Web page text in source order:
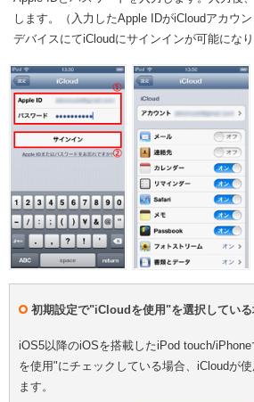
します。（入力したApple IDがiCloudアカウ
デバイスにてiCloudにサインインが可能になり
初期設定で"iCloudを使用"を選択している
iOS5以降のiOSを搭載したiPod touch/
を使用"にチェックしている場合、iCloudが
ます。